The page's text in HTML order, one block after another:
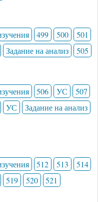
499 500
501
Задание на анализ 505
506 УС
507
УС
Задание на анализ
512 513
514
519 520
521